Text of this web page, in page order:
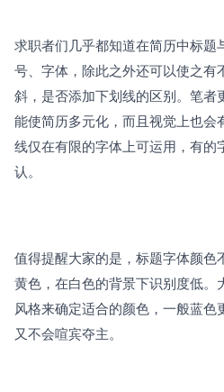
求职者们几乎都知道在简历中标题
号、字体，除此之外还可以使之有
斜，是否添加下划线的区别。笔者
能使简历多元化，而且视觉上也会
线仅在有限的字体上可运用，有的
认。
值得提醒大家的是，标题字体颜色
黄色，在白色的背景下识别度低。
风格来确定适合的颜色，一般蓝色
又不会喧宾夺主。